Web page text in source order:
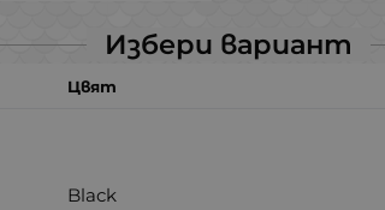
Избери вариант
Цвят
Black